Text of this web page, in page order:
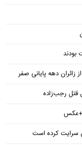
بودند
زائران دهه پایانی صفر
قتل رجب‌زاده
+عکس
سرایت کرده است